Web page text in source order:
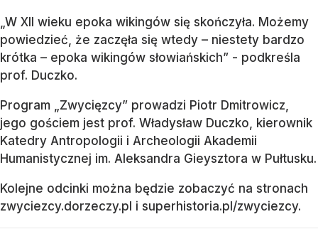
„W XII wieku epoka wikingów się skończyła. Możemy
powiedzieć, że zaczęła się wtedy – niestety bardzo
krótka – epoka wikingów słowiańskich” - podkreśla
prof. Duczko.
Program „Zwycięzcy” prowadzi Piotr Dmitrowicz,
jego gościem jest prof. Władysław Duczko, kierownik
Katedry Antropologii i Archeologii Akademii
Humanistycznej im. Aleksandra Gieysztora w Pułtusku.
Kolejne odcinki można będzie zobaczyć na stronach
zwyciezcy.dorzeczy.pl i superhistoria.pl/zwyciezcy.